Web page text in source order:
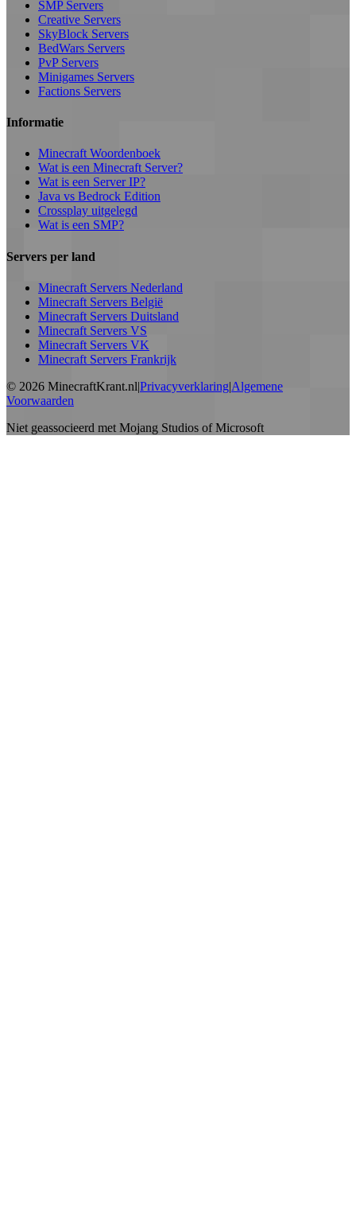
SMP Servers
Creative Servers
SkyBlock Servers
BedWars Servers
PvP Servers
Minigames Servers
Factions Servers
Informatie
Minecraft Woordenboek
Wat is een Minecraft Server?
Wat is een Server IP?
Java vs Bedrock Edition
Crossplay uitgelegd
Wat is een SMP?
Servers per land
Minecraft Servers Nederland
Minecraft Servers België
Minecraft Servers Duitsland
Minecraft Servers VS
Minecraft Servers VK
Minecraft Servers Frankrijk
© 2026 MinecraftKrant.nl|Privacyverklaring|Algemene
Voorwaarden
Niet geassocieerd met Mojang Studios of Microsoft